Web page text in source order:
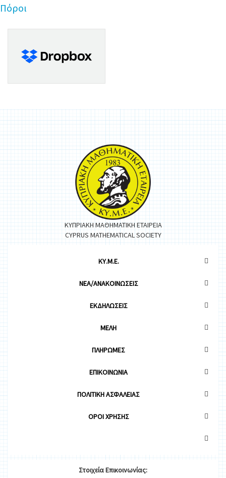
Πόροι
ΚΥΠΡΙΑΚΗ ΜΑΘΗΜΑΤΙΚΗ ΕΤΑΙΡΕΙΑ
CYPRUS MATHEMATICAL SOCIETY
ΚΥ.Μ.Ε.
ΝΕΑ/ΑΝΑΚΟΙΝΩΣΕΙΣ
ΕΚΔΗΛΩΣΕΙΣ
ΜΕΛΗ
ΠΛΗΡΩΜΕΣ
ΕΠΙΚΟΙΝΩΝΙΑ
ΠΟΛΙΤΙΚΗ ΑΣΦΑΛΕΙΑΣ
OΡΟΙ ΧΡΗΣΗΣ
ΣτοιχείαΕπικοινωνίας: